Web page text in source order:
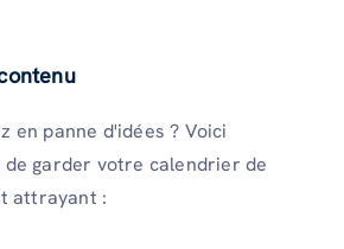
en panne d'idées ? Voici
de garder votre calendrier de
attrayant :